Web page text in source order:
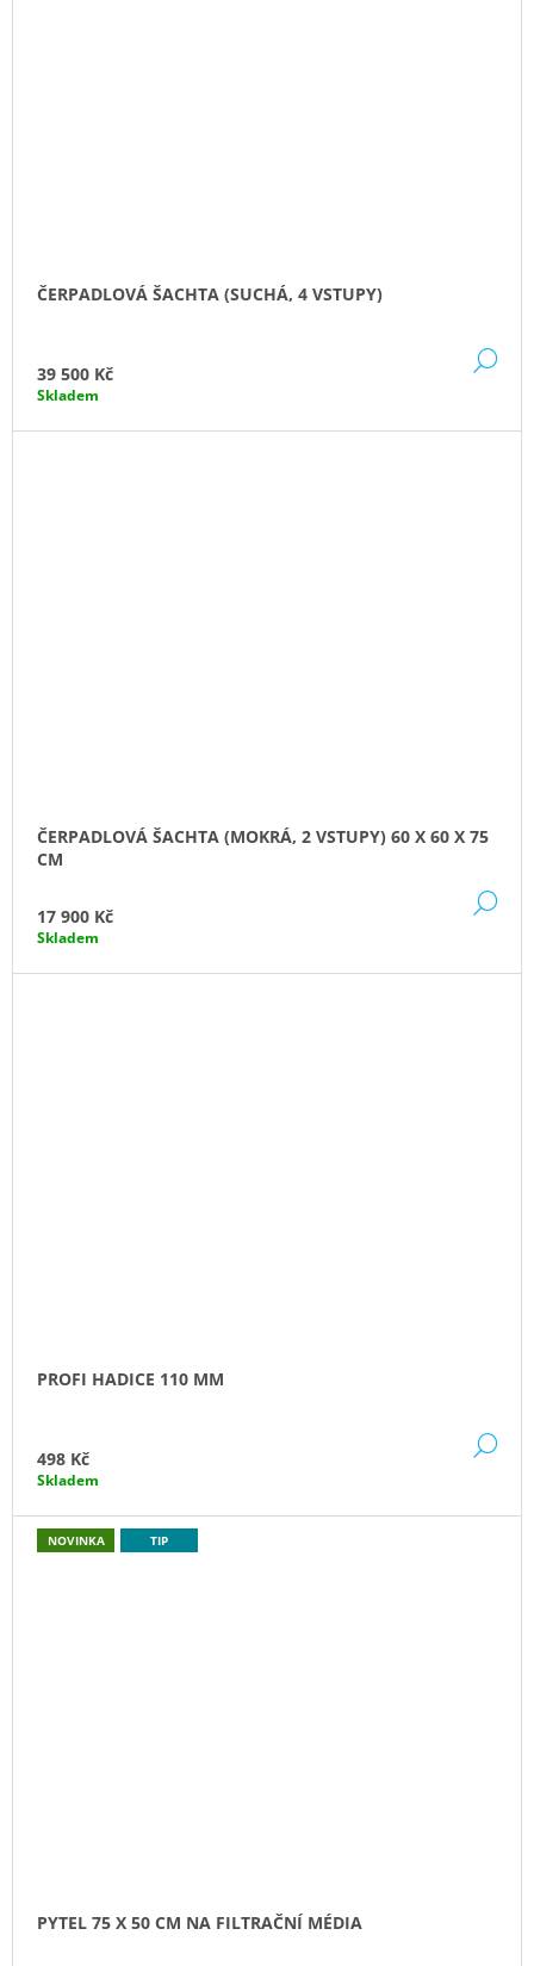
ČERPADLOVÁ ŠACHTA (SUCHÁ, 4 VSTUPY)
39 500 Kč
Skladem
ČERPADLOVÁ ŠACHTA (MOKRÁ, 2 VSTUPY) 60 X 60 X 75
CM
17 900 Kč
Skladem
PROFI HADICE 110 MM
498 Kč
Skladem
NOVINKA TIP
PYTEL 75 X 50 CM NA FILTRAČNÍ MÉDIA